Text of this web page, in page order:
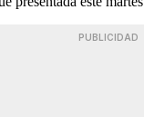
PUBLICIDAD